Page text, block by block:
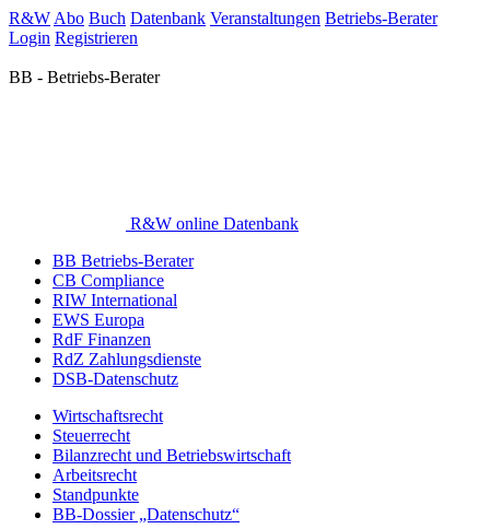
R&W Abo Buch Datenbank Veranstaltungen Betriebs-Berater
Login Registrieren
BB - Betriebs-Berater
R&W online Datenbank
BB Betriebs-Berater
CB Compliance
RIW International
EWS Europa
RdF Finanzen
RdZ Zahlungsdienste
DSB-Datenschutz
Wirtschaftsrecht
Steuerrecht
Bilanzrecht und Betriebswirtschaft
Arbeitsrecht
Standpunkte
BB-Dossier „Datenschutz“